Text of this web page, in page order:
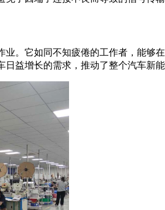
。它如同不知疲倦的工作者，能够
益增长的需求，推动了整个汽车新能